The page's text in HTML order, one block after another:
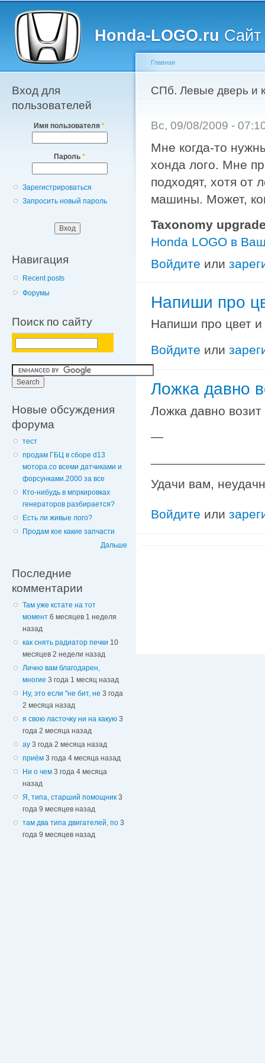
Honda-LOGO.ru Сайт
Главное меню
Вход для
пользователей
Имя пользователя*
Пароль *
Зарегистрироваться
Запросить новый пароль
Навигация
Recent posts
Форумы
Поиск по сайту
Новые обсуждения
форума
тест
продам ГБЦ в сборе d13
мотора.со всеми датчиками и
форсунками.2000 за все
Кто-нибудь в мпркировках
генераторов разбирается?
Есть ли живые лого?
Продам кое какие запчасти
Дальше
Последние
комментарии
Там уже кстате на тот
момент 6 месяцев 1 неделя
назад
как снять радиатор печки 10
месяцев 2 недели назад
Лично вам благодарен,
многие 3 года 1 месяц назад
Ну, это если "не бит, не 3 года
2 месяца назад
я свою ласточку ни на какую 3
года 2 месяца назад
ау 3 года 2 месяца назад
приём 3 года 4 месяца назад
Ни о чем 3 года 4 месяца
назад
Я, типа, старший помощник 3
года 9 месяцев назад
там два типа двигателей, по 3
года 9 месяцев назад
Вы здесь
Главная
СПб. Левые дверь и
Вс, 09/08/2009 -
Мне когда-то
хонда лого. Мне
подходят, хотя от
машины. Может,
Taxonomy
Honda LOGO в
Войдите или
Напиши про
Напиши про цвет и
Войдите или
Ложка давно
Ложка давно
—
Удачи вам,
Войдите или